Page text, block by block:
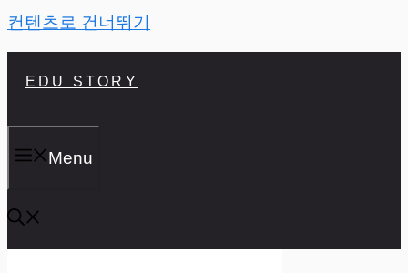
컨텐츠로 건너뛰기
EDU STORY
Menu